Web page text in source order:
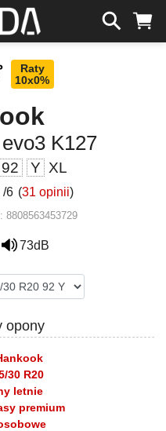
Raty
10x0%
K127
92 Y XL
/6 (31 opinii)
8808563453729
73dB
opony
30 R20
letnie
premium